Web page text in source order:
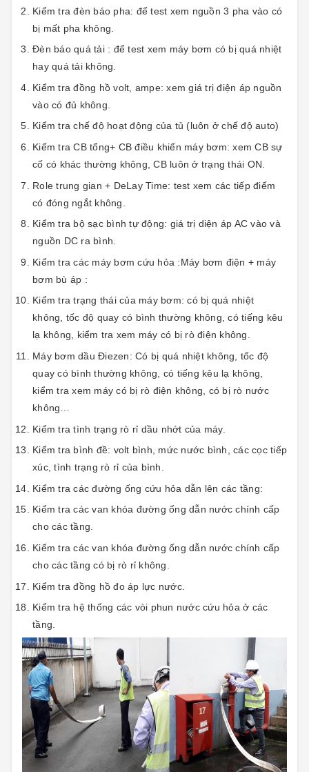
Kiểm tra đèn báo pha: để test xem nguồn 3 pha vào có
bị mất pha không.
Đèn báo quá tải : để test xem máy bơm có bị quá nhiệt
hay quá tải không.
Kiểm tra đồng hồ volt, ampe: xem giá trị điện áp nguồn
vào có đủ không.
Kiểm tra chế độ hoạt động của tủ (luôn ở chế độ auto)
Kiểm tra CB tổng+ CB điều khiển máy bơm: xem CB sự
cố có khác thường không, CB luôn ở trạng thái ON.
Role trung gian + DeLay Time: test xem các tiếp điểm
có đóng ngắt không.
Kiểm tra bộ sạc bình tự động: giá trị diện áp AC vào và
nguồn DC ra bình.
Kiểm tra các máy bơm cứu hỏa :Máy bơm điện + máy
bơm bù áp :
Kiểm tra trạng thái của máy bơm: có bị quá nhiệt
không, tốc độ quay có bình thường không, có tiếng kêu
lạ không, kiểm tra xem máy có bị rò điện không.
Máy bơm dầu Điezen: Có bị quá nhiệt không, tốc độ
quay có bình thường không, có tiếng kêu lạ không,
kiểm tra xem máy có bị rò điện không, có bị rò nước
không…
Kiểm tra tình trạng rò rỉ dầu nhớt của máy.
Kiểm tra bình đề: volt bình, mức nước bình, các cọc tiếp
xúc, tình trạng rò rỉ của bình.
Kiểm tra các đường ống cứu hỏa dẫn lên các tầng:
Kiểm tra các van khóa đường ống dẫn nước chính cấp
cho các tầng.
Kiểm tra các van khóa đường ống dẫn nước chính cấp
cho các tầng có bị rò rỉ không.
Kiểm tra đồng hồ đo áp lực nước.
Kiểm tra hệ thống các vòi phun nước cứu hỏa ở các
tầng.